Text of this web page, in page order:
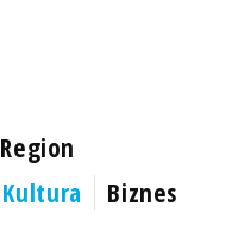
Region
Kultura
Biznes